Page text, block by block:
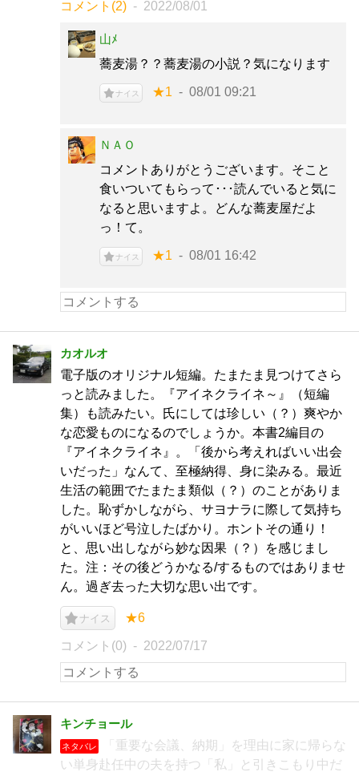
コメント(2) 2022/08/01
山ﾒ
蕎麦湯？？蕎麦湯の小説？気になります
ナイス ★1 08/01 09:21
ＮＡＯ
コメントありがとうございます。そこと
食いついてもらって･･･読んでいると気に
なると思いますよ。どんな蕎麦屋だよ
っ！て。
ナイス ★1 08/01 16:42
カオルオ
電子版のオリジナル短編。たまたま見つけてさら
っと読みました。『アイネクライネ～』（短編
集）も読みたい。氏にしては珍しい（？）爽やか
な恋愛ものになるのでしょうか。本書2編目の
『アイネクライネ』。「後から考えればいい出会
いだった」なんて、至極納得、身に染みる。最近
生活の範囲でたまたま類似（？）のことがありま
した。恥ずかしながら、サヨナラに際して気持ち
がいいほど号泣したばかり。ホントその通り！
と、思い出しながら妙な因果（？）を感じまし
た。注：その後どうかなる/するものではありませ
ん。過ぎ去った大切な思い出です。
ナイス ★6
コメント(0) 2022/07/17
キンチョール
ネタバレ
「重要な会議、納期」を理由に家に帰らな
い単身赴任中の夫を持つ「私」と引きこもり中だ